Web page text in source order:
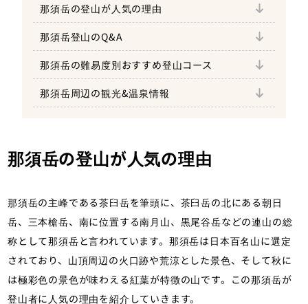
那須岳の登山が人気の理由
荒涼とした那須岳特有の景色を楽しめる活火
美しいゴヨウツツジが約3万本群生する5月の
那須岳中の大倉
登山終わりの観光スポットが多くある那須岳
那須岳登山のQ&A
那須岳の降雪は？
那須岳の水場は？
那須岳の難易度別おすすめ登山コース
ロープウェイを使用しない登山で最も最短
コース・初心者登山におすすめ
那須岳 峠の茶屋第1・第2駐車場について
ファミリーでも楽しめる那須ロープウェイでラ
クラク登山・初心者登山におすすめ
那須湯本温泉から高湯山信仰で使われた高雄
口登山道
山
那須岳周辺の観光&温泉情報
①北温泉旅館
②殺生石
③鹿の湯
④弁天吊橋
⑥八幡ツツジ群落
那須岳の登山が人気の理由
那須岳の主峰である茶臼岳を筆頭に、茶臼岳の北にある朝日
岳、三本槍岳、南に位置する南月山、黒尾谷岳などの連山の総
称として那須岳と言われています。那須岳は日本百名山に選定
されており、山頂周辺の火口跡や荒涼とした景色、そして秋に
は極彩色の景色が味わえる紅葉が特徴の山です。この那須岳が
登山者に人気の理由を紹介していきます。